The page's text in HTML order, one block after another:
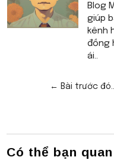
Blog
giúp
kênh
đồng
ái..
← Bài trước
Có thể bạn